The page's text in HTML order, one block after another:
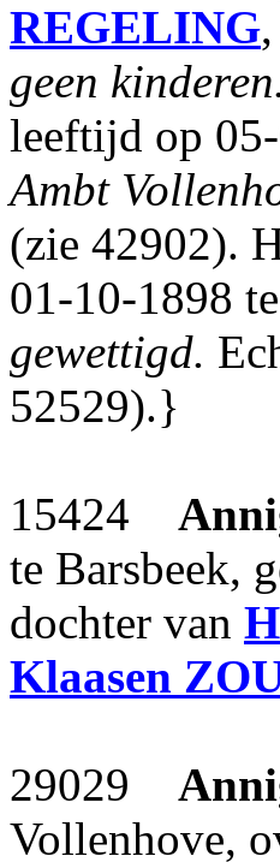
REGELING
geen
leeftijd op
Ambt
(zie 42902).
01-10-1898
gewettigd.
52529).}
15424
te Barsbeek,
dochter van
Klaasen
29029
Vollenhove,